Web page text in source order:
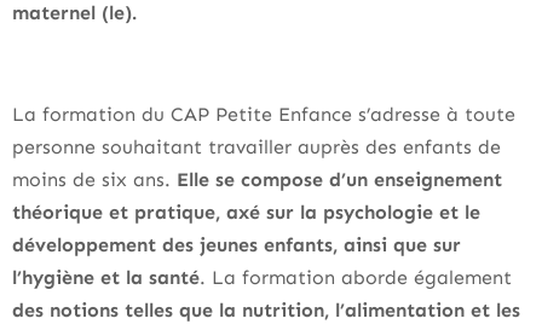
maternel (le).
La formation du CAP Petite Enfance s’adresse à toute
personne souhaitant travailler auprès des enfants de
moins de six ans. Elle se compose d’un enseignement
théorique et pratique, axé sur la psychologie et le
développement des jeunes enfants, ainsi que sur
l’hygiène et la santé. La formation aborde également
des notions telles que la nutrition, l’alimentation et les